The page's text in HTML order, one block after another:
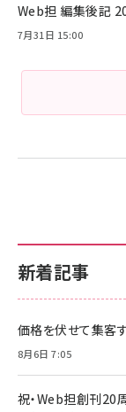
新着記事
価格を伏せて集客
8月6日 7:05
祝・Web担創刊20
Web担 編集後記
7月31日 15:00